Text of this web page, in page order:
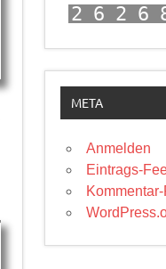
META
Anmelden
Eintrags-